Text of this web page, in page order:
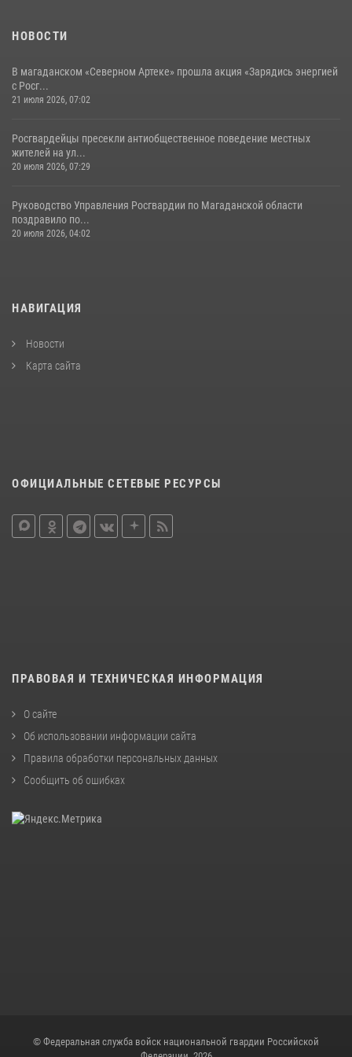
НОВОСТИ
В магаданском «Северном Артеке» прошла акция «Зарядись энергией
с Росг...
21 июля 2026, 07:02
Росгвардейцы пресекли антиобщественное поведение местных
жителей на ул...
20 июля 2026, 07:29
Руководство Управления Росгвардии по Магаданской области
поздравило по...
20 июля 2026, 04:02
НАВИГАЦИЯ
Новости
Карта сайта
ОФИЦИАЛЬНЫЕ СЕТЕВЫЕ РЕСУРСЫ
ПРАВОВАЯ И ТЕХНИЧЕСКАЯ ИНФОРМАЦИЯ
О сайте
Об использовании информации сайта
Правила обработки персональных данных
Сообщить об ошибках
© Федеральная служба войск национальной гвардии Российской